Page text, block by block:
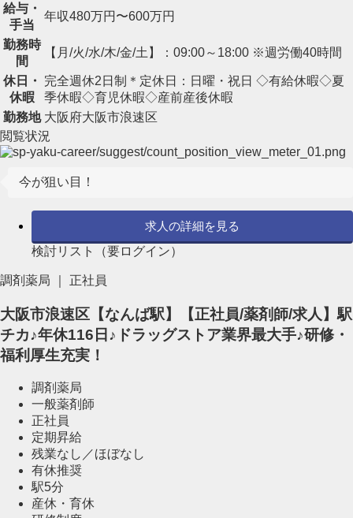
給与・
手当
年収480万円〜600万円
勤務時
間
【月/火/水/木/金/土】：09:00～18:00 ※週労働40時間
休日・
休暇
完全週休2日制＊定休日：日曜・祝日 ◇有給休暇◇夏
季休暇◇育児休暇◇産前産後休暇
勤務地 大阪府大阪市浪速区
閲覧状況
今が狙い目！
求人の詳細を見る
検討リスト（要ログイン）
調剤薬局 ｜ 正社員
大阪市浪速区【なんば駅】【正社員/薬剤師/求人】駅
チカ♪年休116日♪ドラッグストア業界最大手♪研修・
福利厚生充実！
調剤薬局
一般薬剤師
正社員
定期昇給
残業なし／ほぼなし
有休推奨
駅5分
産休・育休